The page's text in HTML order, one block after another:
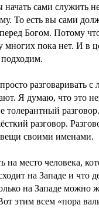
сами служить
То есть вы сами
Богом. Потому
многих пока нет. И в
разговаривать с
Я думаю, что это
толерантный
разговор.
своими именами.
на место человека,
на Западе и что
на Западе можно
этим всем «пора